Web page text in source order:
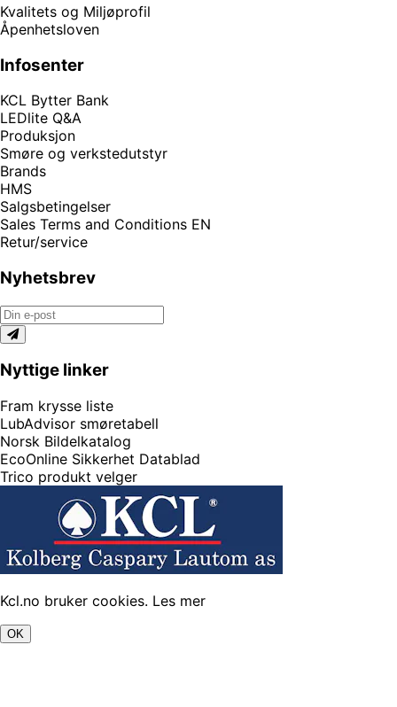
Kvalitets og Miljøprofil
Åpenhetsloven
Infosenter
KCL Bytter Bank
LEDlite Q&A
Produksjon
Smøre og verkstedutstyr
Brands
HMS
Salgsbetingelser
Sales Terms and Conditions EN
Retur/service
Nyhetsbrev
Nyttige linker
Fram krysse liste
LubAdvisor smøretabell
Norsk Bildelkatalog
EcoOnline Sikkerhet Datablad
Trico produkt velger
Kcl.no bruker cookies. Les mer
OK